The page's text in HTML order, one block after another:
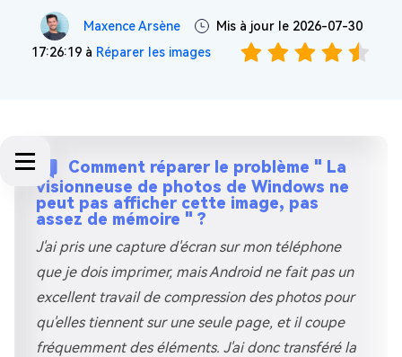
Maxence Arsène
Mis à jour le 2026-07-30
17:26:19 à Réparer les images
Comment réparer le problème " La
visionneuse de photos de Windows ne
peut pas afficher cette image, pas
assez de mémoire " ?
J'ai pris une capture d'écran sur mon téléphone
que je dois imprimer, mais Android ne fait pas un
excellent travail de compression des photos pour
qu'elles tiennent sur une seule page, et il coupe
fréquemment des éléments. J'ai donc transféré la